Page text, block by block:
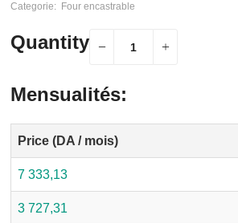
Categorie: Four encastrable
Quantity
Mensualités:
Price (DA / mois)
7 333,13
3 727,31